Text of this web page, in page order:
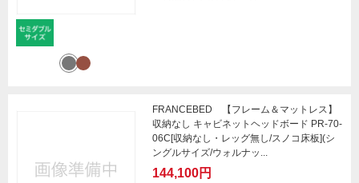
FRANCEBED 【フレーム＆マットレス】
収納なし キャビネットヘッドボード PR-70-
06C[収納なし・レッグ無し/スノコ床板](シ
ングルサイズ/ウォルナッ...
144,100円